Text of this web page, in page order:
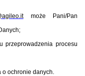
agileo.itmoże Pani/Pan
przeprowadzenia procesu
o ochronie danych.